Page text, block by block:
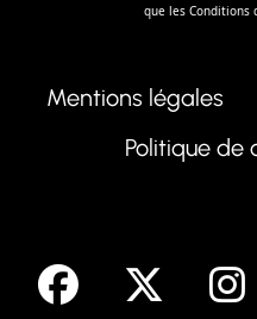
que les Conditions
Mentions légales
Politique de